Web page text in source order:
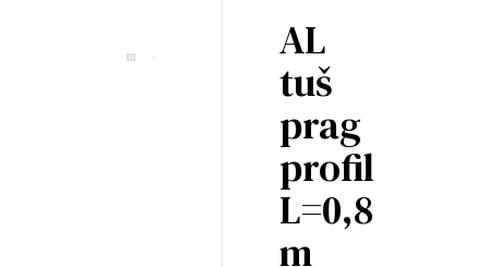
AL
tuš
prag
profil
L=0,8
m